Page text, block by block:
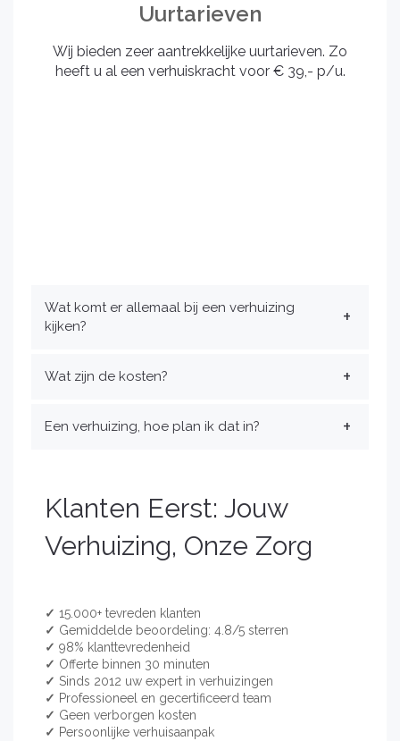
Uurtarieven
Wij bieden zeer aantrekkelijke uurtarieven. Zo
heeft u al een verhuiskracht voor € 39,- p/u.
Wat komt er allemaal bij een verhuizing
kijken?
Wat zijn de kosten?
Een verhuizing, hoe plan ik dat in?
Klanten Eerst: Jouw
Verhuizing, Onze Zorg
✓ 15.000+ tevreden klanten
✓ Gemiddelde beoordeling: 4.8/5 sterren
✓ 98% klanttevredenheid
✓ Offerte binnen 30 minuten
✓ Sinds 2012 uw expert in verhuizingen
✓ Professioneel en gecertificeerd team
✓ Geen verborgen kosten
✓ Persoonlijke verhuisaanpak